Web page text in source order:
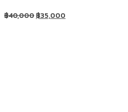
฿40,000฿35,000